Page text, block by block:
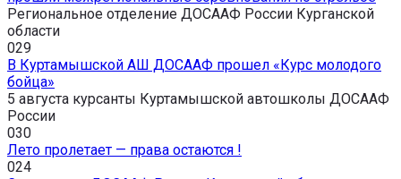
Региональное отделение ДОСААФ России Курганской
области
029
В Куртамышской АШ ДОСААФ прошел «Курс молодого
бойца»
5 августа курсанты Куртамышской автошколы ДОСААФ
России
030
Лето пролетает — права остаются !
024